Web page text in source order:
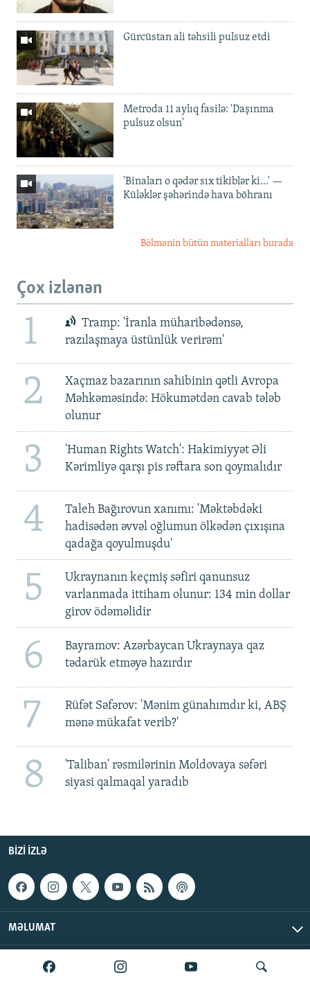
Gürcüstan ali təhsili pulsuz etdi
Metroda 11 aylıq fasilə: 'Daşınma
pulsuz olsun'
'Binaları o qədər sıx tikiblər ki...' —
Küləklər şəhərində hava böhranı
Bölmənin bütün materialları burada
Çox izlənən
1
Tramp: 'İranla müharibədənsə,
razılaşmaya üstünlük verirəm'
2
Xaçmaz bazarının sahibinin qətli Avropa
Məhkəməsində: Hökumətdən cavab tələb
olunur
3
'Human Rights Watch': Hakimiyyət Əli
Kərimliyə qarşı pis rəftara son qoymalıdır
4
Taleh Bağırovun xanımı: 'Məktəbdəki
hadisədən əvvəl oğlumun ölkədən çıxışına
qadağa qoyulmuşdu'
5
Ukraynanın keçmiş səfiri qanunsuz
varlanmada ittiham olunur: 134 min dollar
girov ödəməlidir
6
Bayramov: Azərbaycan Ukraynaya qaz
tədarük etməyə hazırdır
7
Rüfət Səfərov: 'Mənim günahımdır ki, ABŞ
mənə mükafat verib?'
8
'Taliban' rəsmilərinin Moldovaya səfəri
siyasi qalmaqal yaradıb
BIZI IZLƏ
MƏLUMAT
AzadlıqRadiosu © 2026 Inc. | Bütün hüquqlar qorunur